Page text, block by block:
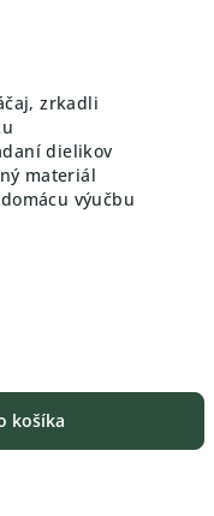
zrkadli
dielikov
materiál
výučbu
košíka